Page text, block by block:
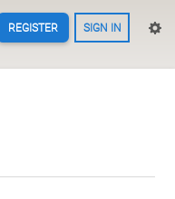
REGISTER SIGN IN